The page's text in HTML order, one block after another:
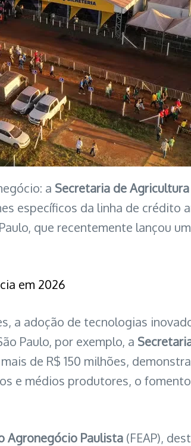
a Secretaria de
específicos da linha de crédito
que recentemente lançou
em 2026
a adoção de tecnologias
Paulo, por exemplo, a
de R$ 150 milhões,
e médios produtores, o
Agronegócio Paulista (FEAP),